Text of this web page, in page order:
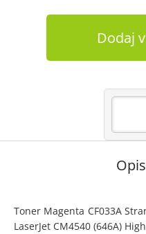
Dodaj
Toner Magenta CF033A
LaserJet CM4540 (646A)